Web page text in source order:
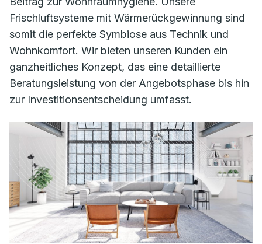
Frischluftsysteme mit Wärmerückgewinnung sind
somit die perfekte Symbiose aus Technik und
Wohnkomfort. Wir bieten unseren Kunden ein
ganzheitliches Konzept, das eine detaillierte
Beratungsleistung von der Angebotsphase bis hin
zur Investitionsentscheidung umfasst.